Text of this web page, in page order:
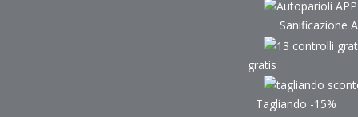
Sanificazione
gratis
Tagliando -15%